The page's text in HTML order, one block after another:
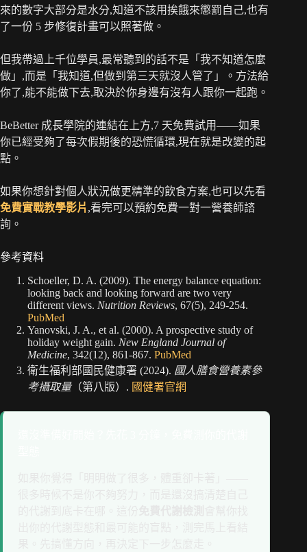
來的數字大部分是水分,知道不該用挨餓來懲罰自己,也有
了一份 5 步修復計畫可以照著做。
但我帶過上千位學員,最常聽到的話不是「我不知道怎麼
做」,而是「我知道,但做到第三天就沒人管了」。方法給
你了,能不能做下去,取決於你身邊有沒有人跟你一起跑。
BeBetter 成長學院的連結在上方,7 天免費試用——如果
你已經受夠了每次假期後的恐慌循環,現在就是改變的起
點。
如果你想針對個人狀況做更精準的飲食方案,也可以先看
免費實戰教學影片 ,看完可以預約免費一對一營養師諮
詢。
參考資料
Schoeller, D. A. (2009). The energy balance equation:
looking back and looking forward are two very
different views. Nutrition Reviews, 67(5), 249-254.
PubMed
Yanovski, J. A., et al. (2000). A prospective study of
holiday weight gain. New England Journal of
Medicine, 342(12), 861-867. PubMed
衛生福利部國民健康署 (2024). 國人膳食營養素參
考攝取量（第八版）. 國健署官網